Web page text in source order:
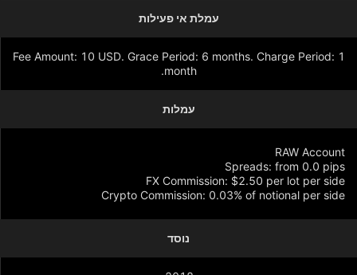
עמלת אי פעילות
Fee Amount: 10 USD. Grace Period: 6 months. Charge Period: 1
month.
עמלות
Crypto Commission: 0.03% of notional per side
הצג עוד
נוסד